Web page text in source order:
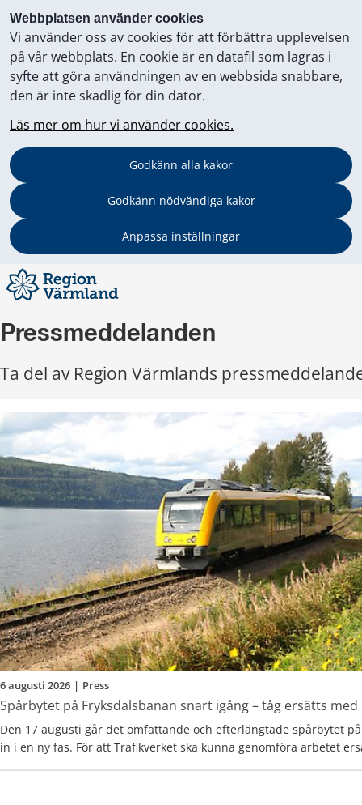
Webbplatsen använder cookies
Vi använder oss av cookies för att förbättra upplevelsen
på vår webbplats. En cookie är en datafil som lagras i
syfte att göra användningen av en webbsida snabbare,
den är inte skadlig för din dator.
Läs mer om hur vi använder cookies.
Godkänn alla kakor
Godkänn nödvändiga kakor
Anpassa inställningar
Pressmeddelanden
Ta del av Region Värmlands
6 augusti 2026 | Press
Spårbytet på Fryksdalsbanan snart igång – tåg ersätts med
Den 17 augusti går det omfattande och efterlängtade spårbytet
in i en ny fas. För att Trafikverket ska kunna genomföra arbetet